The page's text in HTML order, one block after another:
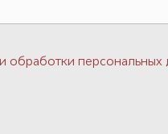
обработки персональных